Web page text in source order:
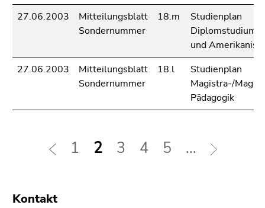
27.06.2003
Mitteilungsblatt
Sondernummer
18.m
Studienplan
Diplomstudium
und
27.06.2003
Mitteilungsblatt
Sondernummer
18.l
Studienplan
Magistra-/
Pädagogik
1 2 3 4 5 ...
Kontakt